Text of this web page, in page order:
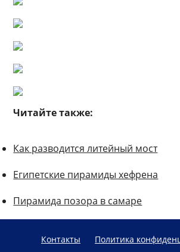
Читайте также:
Как разводится литейный мост
Египетские пирамиды хефрена
Пирамида позора в самаре
Контакты Политика